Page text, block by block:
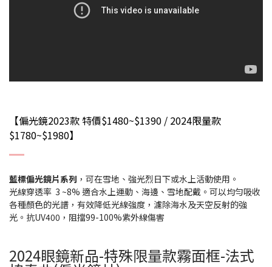
【偏光鏡2023款 特價$1480~$1390 / 2024限量款
$1780~$1980】
藍標偏光鏡片系列 ，可在雪地、強光烈日下或水上活動使用。
光線穿透率 3 ~8% 適合水上運動、海邊、雪地配戴。可以均勻吸收
各種顏色的光譜，有效降低光線強度，濾除海水及天空反射的強
光。抗UV400，阻擋99-100%紫外線傷害
2024眼鏡新品-特殊限量款霧面框-法式